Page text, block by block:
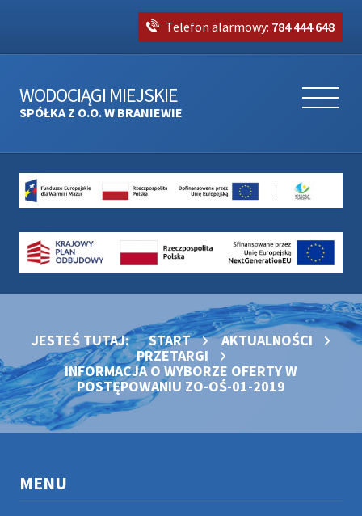
Telefon alarmowy: 784 444 648
WODOCIĄGI MIEJSKIE
SPÓŁKA Z O.O. W BRANIEWIE
JESTEŚ TUTAJ: START
AKTUALNOŚCI
PRZETARGI
INFORMACJA O WYBORZE OFERTY W
POSTĘPOWANIU ZO-OŚ-01-2019
MENU